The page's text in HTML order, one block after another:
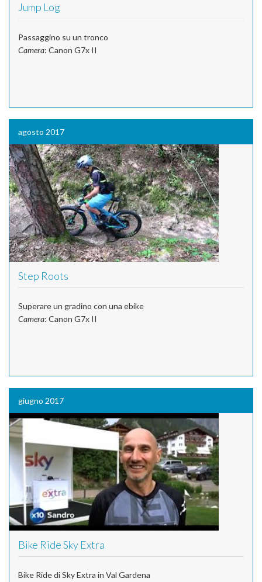
Jump Log
Passaggino su un tronco
Camera: Canon G7x II
agosto 2017
Step Roots
Superare un gradino con una ebike
Camera: Canon G7x II
giugno 2017
Bike Ride Sky Extra
Bike Ride di Sky Extra in Val Gardena